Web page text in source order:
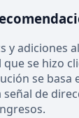
y adiciones
se hizo
se basa
de